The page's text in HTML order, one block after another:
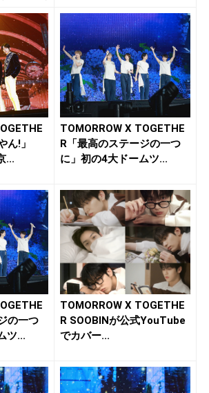
ん!」
...
TOMORROW X TOGETHE
R「最高のステージの一つ
に」初の4大ドームツ...
の一つ
ツ...
TOMORROW X TOGETHE
R SOOBINが公式YouTube
でカバー...